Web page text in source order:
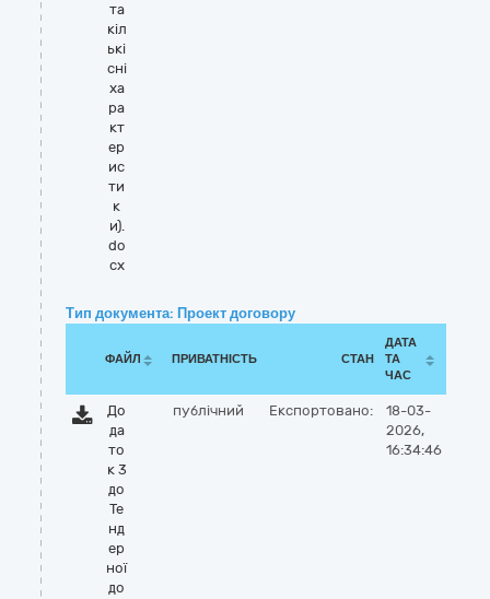
та
кіл
ькі
сні
ха
ра
кт
ер
ис
ти
к
и).
do
cx
Тип документа: Проект договору
ФАЙЛ ПРИВАТНІСТЬ СТАН
ДАТА
ТА
ЧАС
До
да
то
к 3
до
Те
нд
ер
ної
до
публічний Експортовано:
18-03-
2026,
16:34:46